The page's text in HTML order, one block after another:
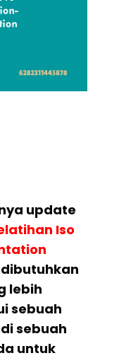
update
Iso
lebih
sebuah
sebuah
untuk